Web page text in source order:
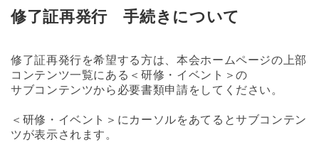
修了証再発行 手続きについて
修了証再発行を希望する方は、本会ホームページの上部
コンテンツ一覧にある＜研修・イベント＞の
サブコンテンツから必要書類申請をしてください。
＜研修・イベント＞にカーソルをあてるとサブコンテン
ツが表示されます。